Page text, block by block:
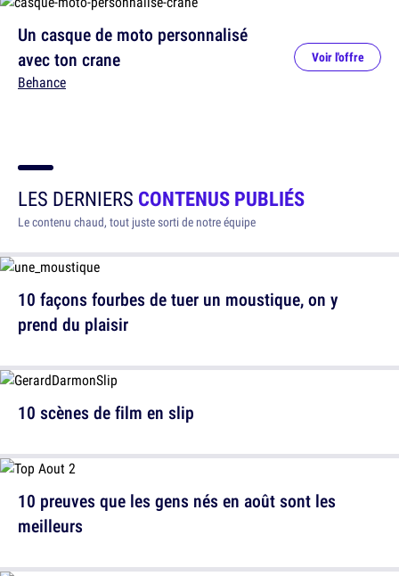
Un casque de moto personnalisé
avec ton crane
Behance
Voir l'offre
LES DERNIERS CONTENUS PUBLIÉS
Le contenu chaud, tout juste sorti de notre équipe
10 façons fourbes de tuer un moustique, on y
prend du plaisir
10 preuves que les gens nés en août sont les
meilleurs
10 scènes de film en slip